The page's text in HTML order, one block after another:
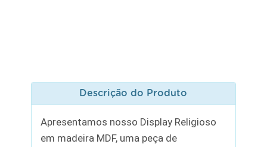
Descrição do Produto
Apresentamos nosso Display Religioso
em madeira MDF, uma peça de